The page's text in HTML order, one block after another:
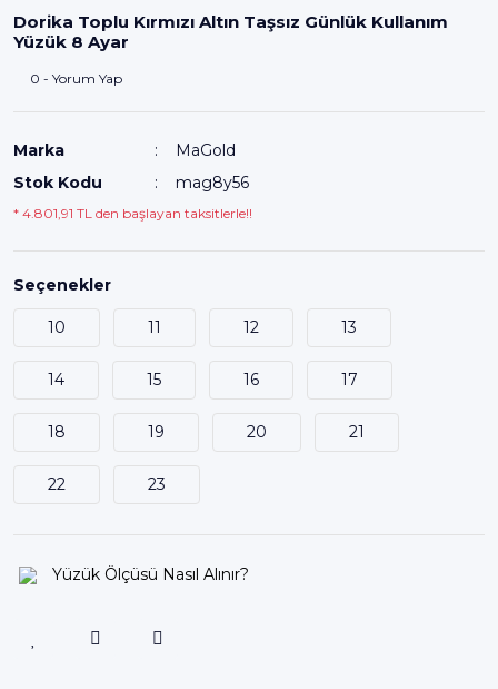
Dorika Toplu Kırmızı Altın Taşsız Günlük Kullanım
Yüzük 8 Ayar
0 - Yorum Yap
Marka
MaGold
Stok Kodu
mag8y56
* 4.801,91 TL den başlayan taksitlerle!!
Seçenekler
10 11 12 13
14 15 16 17
18 19 20 21
22 23
Yüzük Ölçüsü Nasıl Alınır?